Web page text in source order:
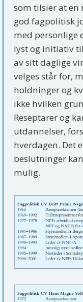
som tilsier at en
god fagpolitisk
med personlige
lyst og initiativ
av sitt daglige
velges står for,
holdninger og
ikke hvilken
Reseptarer og
utdannelser,
hverdagen. Det
beslutninger
mulig.